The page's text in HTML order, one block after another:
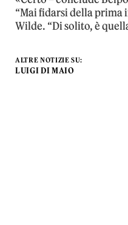
“Mai fidarsi della prima
Wilde. “Di solito, è
ALTRE NOTIZIE SU:
LUIGI DI MAIO